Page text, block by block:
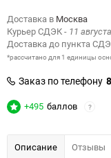
Доставка в Москва
Курьер СДЭК- 11
Доставка до пункта
*рассчитано для 1 единицы
Заказ по телефону
+495 баллов ?
Описание Отзывы